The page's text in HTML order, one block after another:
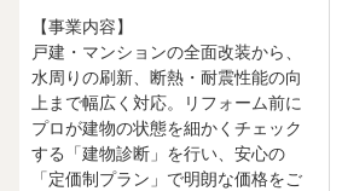
【事業内容】
戸建・マンションの全面改装から、
水周りの刷新、断熱・耐震性能の向
上まで幅広く対応。リフォーム前に
プロが建物の状態を細かくチェック
する「建物診断」を行い、安心の
「定価制プラン」で明朗な価格をご